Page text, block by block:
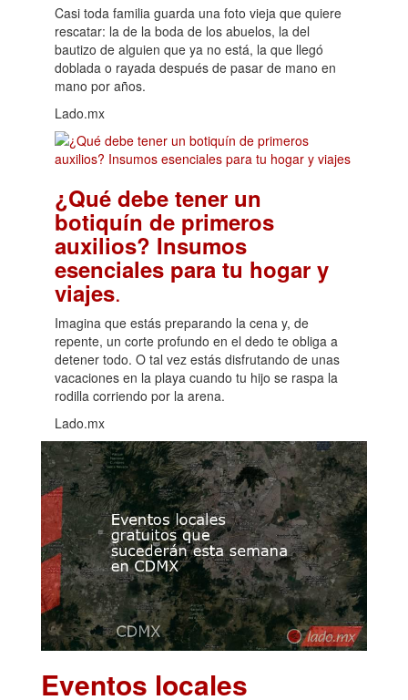
Casi toda familia guarda una foto vieja que quiere
rescatar: la de la boda de los abuelos, la del
bautizo de alguien que ya no está, la que llegó
doblada o rayada después de pasar de mano en
mano por años.
Lado.mx
¿Qué debe tener un
botiquín de primeros
auxilios? Insumos
esenciales para tu hogar y
viajes.
Imagina que estás preparando la cena y, de
repente, un corte profundo en el dedo te obliga a
detener todo. O tal vez estás disfrutando de unas
vacaciones en la playa cuando tu hijo se raspa la
rodilla corriendo por la arena.
Lado.mx
Eventos locales